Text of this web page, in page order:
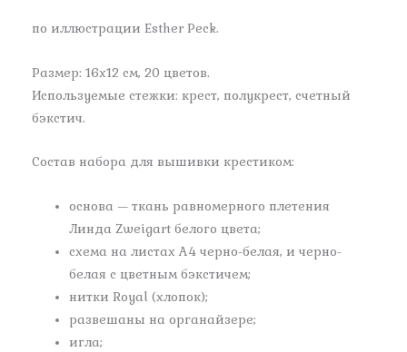
по иллюстрации Esther Peck.
Размер: 16х12 см, 20 цветов.
Используемые стежки: крест, полукрест, счетный
бэкстич.
Состав набора для вышивки крестиком:
основа — ткань равномерного плетения
Линда Zweigart белого цвета;
схема на листах А4 черно-белая, и черно-
белая с цветным бэкстичем;
нитки Royal (хлопок);
развешаны на органайзере;
игла;